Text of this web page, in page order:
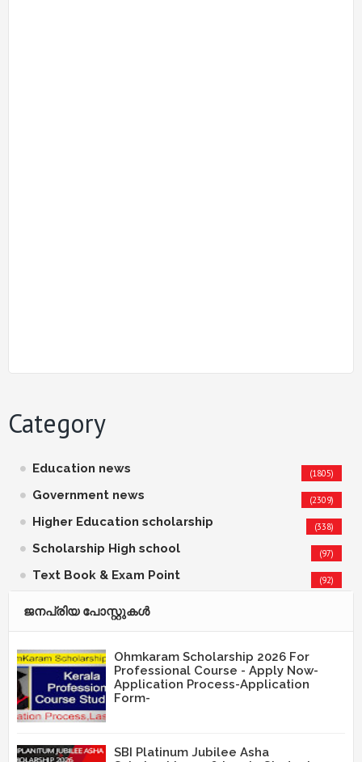
Category
Education news (1805)
Government news (2309)
Higher Education scholarship (338)
Scholarship High school (97)
Text Book & Exam Point (92)
ജനപ്രിയ പോസ്റ്റുകള്‍‌
Ohmkaram Scholarship 2026 For
Professional Course - Apply Now-
Application Process-Application
Form-
SBI Platinum Jubilee Asha